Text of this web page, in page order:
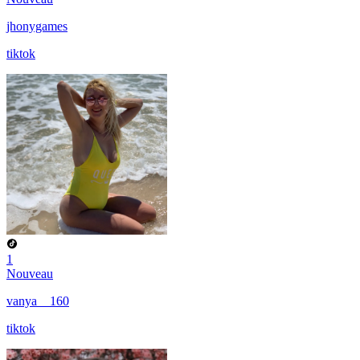
jhonygames
tiktok
1
Nouveau
vanya__160
tiktok